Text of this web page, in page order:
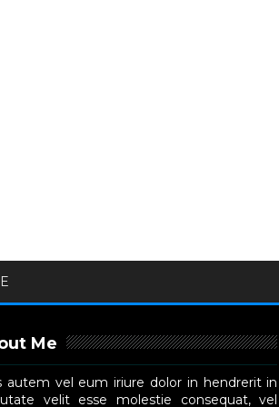
Me
autem vel eum iriure dolor in hendrerit in
velit esse molestie consequat, vel